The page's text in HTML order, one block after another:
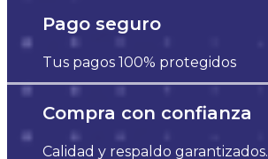
Pago seguro
Tus pagos 100% protegidos
Compra con confianza
Calidad y respaldo garantizados.